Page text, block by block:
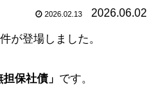
2026.02.13 2026.06.02
が登場しました。
保社債」 です。